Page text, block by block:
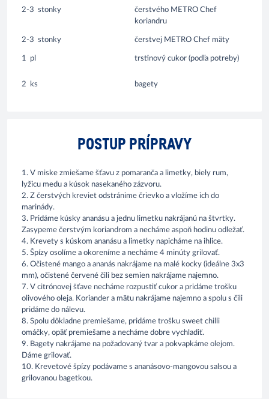
2-3 stonky
čerstvého METRO Chef
koriandru
2-3 stonky čerstvej METRO Chef mäty
1 pl trstinový cukor (podľa potreby)
2 ks bagety
POSTUP PRÍPRAVY
1. V miske zmiešame šťavu z pomaranča a limetky, biely rum,
lyžicu medu a kúsok nasekaného zázvoru.
2. Z čerstvých kreviet odstránime črievko a vložíme ich do
marinády.
3. Pridáme kúsky ananásu a jednu limetku nakrájanú na štvrtky.
Zasypeme čerstvým koriandrom a necháme aspoň hodinu odležať.
4. Krevety s kúskom ananásu a limetky napicháme na ihlice.
5. Špízy osolíme a okoreníme a necháme 4 minúty grilovať.
6. Očistené mango a ananás nakrájame na malé kocky (ideálne 3x3
mm), očistené červené čili bez semien nakrájame najemno.
7. V citrónovej šťave necháme rozpustiť cukor a pridáme trošku
olivového oleja. Koriander a mätu nakrájame najemno a spolu s čili
pridáme do nálevu.
8. Spolu dôkladne premiešame, pridáme trošku sweet chilli
omáčky, opäť premiešame a necháme dobre vychladiť.
9. Bagety nakrájame na požadovaný tvar a pokvapkáme olejom.
Dáme grilovať.
10. Krevetové špízy podávame s ananásovo-mangovou salsou a
grilovanou bagetkou.